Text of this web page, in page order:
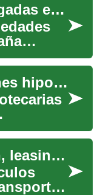
Propiedades Embargadas en España: Guía para Inversores
que
Invertir en ejecuciones hipotecarias en España
del
Trucks: financiación, leasing y aspectos clave del transporte